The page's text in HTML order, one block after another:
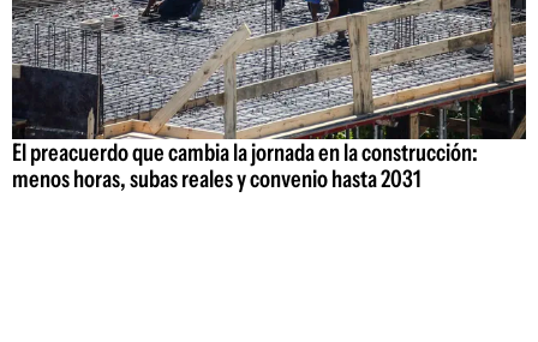
El preacuerdo que cambia la jornada en la construcción:
menos horas, subas reales y convenio hasta 2031